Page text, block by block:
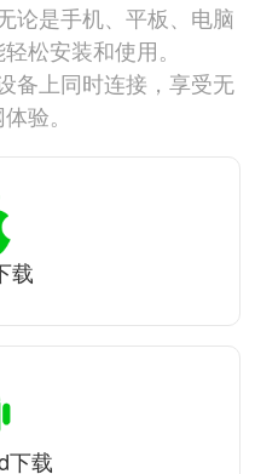
论是手机、平板、电脑
松安装和使用。
备上同时连接，享受无
验。
载
下载